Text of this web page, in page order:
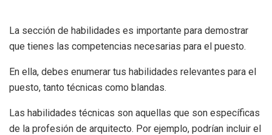
La sección de habilidades es importante para demostrar
que tienes las competencias necesarias para el puesto.
En ella, debes enumerar tus habilidades relevantes para el
puesto, tanto técnicas como blandas.
Las habilidades técnicas son aquellas que son específicas
de la profesión de arquitecto. Por ejemplo, podrían incluir el